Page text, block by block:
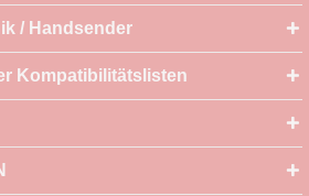
/ Handsender
Kompatibilitätslisten